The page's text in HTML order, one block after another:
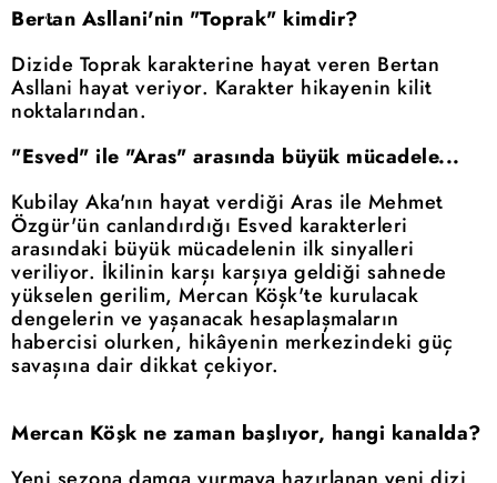
Bertan Asllani'nin "Toprak" kimdir?
Dizide Toprak karakterine hayat veren Bertan
Asllani hayat veriyor. Karakter hikayenin kilit
noktalarından.
"Esved" ile "Aras" arasında büyük mücadele...
Kubilay Aka'nın hayat verdiği Aras ile Mehmet
Özgür'ün canlandırdığı Esved karakterleri
arasındaki büyük mücadelenin ilk sinyalleri
veriliyor. İkilinin karşı karşıya geldiği sahnede
yükselen gerilim, Mercan Köşk'te kurulacak
dengelerin ve yaşanacak hesaplaşmaların
habercisi olurken, hikâyenin merkezindeki güç
savaşına dair dikkat çekiyor.
Mercan Köşk ne zaman başlıyor, hangi kanalda?